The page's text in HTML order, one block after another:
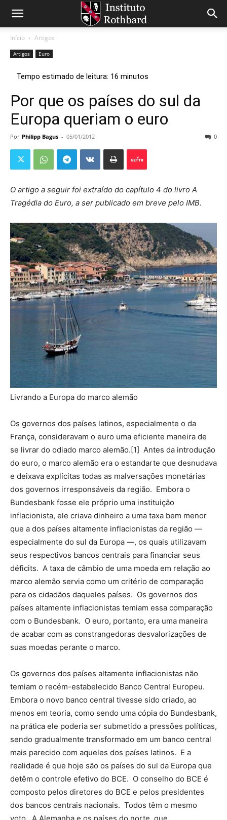
Início Artigos
Artigos Euro
Por que os países do sul da
Europa queriam o euro
Por Philipp Bagus - 05/01/2012 0
O artigo a seguir foi extraído do capítulo 4 do livro A
Tragédia do Euro, a ser publicado em breve pelo IMB.
Livrando a Europa do marco alemão
Os governos dos países latinos, especialmente o da
França, consideravam o euro uma eficiente maneira de
se livrar do odiado marco alemão.[1] Antes da introdução
do euro, o marco alemão era o estandarte que desnudava
e deixava explícitas todas as malversações monetárias
dos governos irresponsáveis da região. Embora o
Bundesbank fosse ele próprio uma instituição
inflacionista, ele criava dinheiro a uma taxa bem menor
que a dos países altamente inflacionistas da região —
especialmente do sul da Europa —, os quais utilizavam
seus respectivos bancos centrais para financiar seus
déficits. A taxa de câmbio de uma moeda em relação ao
marco alemão servia como um critério de comparação
para os cidadãos daqueles países. Os governos dos
países altamente inflacionistas temiam essa comparação
com o Bundesbank. O euro, portanto, era uma maneira
de acabar com as constrangedoras desvalorizações de
suas moedas perante o marco.
Os governos dos países altamente inflacionistas não
temiam o recém-estabelecido Banco Central Europeu.
Embora o novo banco central tivesse sido criado, ao
menos em teoria, como sendo uma cópia do Bundesbank,
na prática ele poderia ser submetido a pressões políticas,
sendo gradualmente transformado em um banco central
mais parecido com aqueles dos países latinos. E a
realidade é que hoje são os países do sul da Europa que
detêm o controle efetivo do BCE. O conselho do BCE é
composto pelos diretores do BCE e pelos presidentes
dos bancos centrais nacionais. Todos têm o mesmo